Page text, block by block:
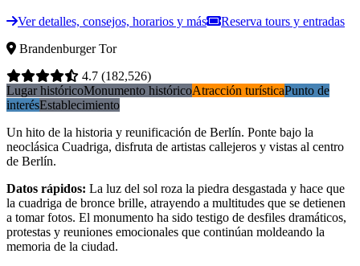
Ver detalles, consejos, horarios y más
Reserva tours y entradas
Brandenburger Tor
4.7 (182,526)
Lugar históricoMonumento históricoAtracción turísticaPunto de
interésEstablecimiento
Un hito de la historia y reunificación de Berlín. Ponte bajo la
neoclásica Cuadriga, disfruta de artistas callejeros y vistas al centro
de Berlín.
Datos rápidos: La luz del sol roza la piedra desgastada y hace que
la cuadriga de bronce brille, atrayendo a multitudes que se detienen
a tomar fotos. El monumento ha sido testigo de desfiles dramáticos,
protestas y reuniones emocionales que continúan moldeando la
memoria de la ciudad.